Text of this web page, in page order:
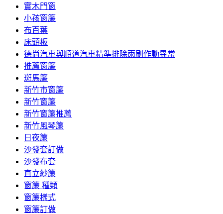
實木門窗
小孩窗簾
布百葉
床頭板
德尚汽車與順道汽車精準排除雨刷作動異常
推薦窗簾
斑馬簾
新竹市窗簾
新竹窗簾
新竹窗簾推薦
新竹風琴簾
日夜簾
沙發套訂做
沙發布套
直立紗簾
窗簾 種類
窗簾樣式
窗簾訂做